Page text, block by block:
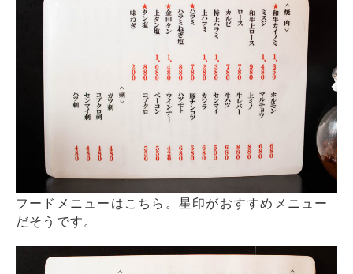
フードメニューはこちら。星印がおすすめメニュー
だそうです。